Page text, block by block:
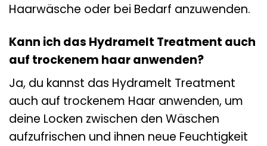
Haarwäsche oder bei Bedarf anzuwenden.
Kann ich das Hydramelt Treatment auch
auf trockenem haar anwenden?
Ja, du kannst das Hydramelt Treatment
auch auf trockenem Haar anwenden, um
deine Locken zwischen den Wäschen
aufzufrischen und ihnen neue Feuchtigkeit